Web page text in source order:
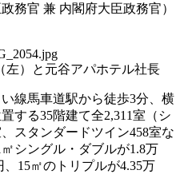
務官 兼 内閣府大臣政務官）
左）と元谷アパホテル社長
線馬車道駅から徒歩3分、横
する35階建て全2,311室（シ
スタンダードツイン458室な
シングル・ダブルが1.8万
15㎡のトリプルが4.35万